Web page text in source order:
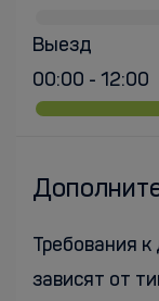
Выезд
00:00 - 12:00
Требования
зависят от